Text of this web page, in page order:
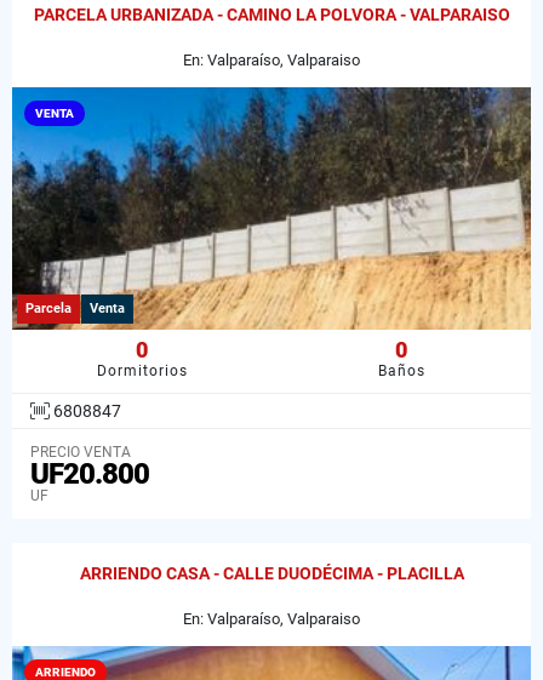
PARCELA URBANIZADA - CAMINO LA POLVORA - VALPARAISO
En: Valparaíso, Valparaiso
VENTA
Parcela Venta
0
Dormitorios
0
Baños
6808847
PRECIO VENTA
UF20.800
UF
ARRIENDO CASA - CALLE DUODÉCIMA - PLACILLA
En: Valparaíso, Valparaiso
ARRIENDO